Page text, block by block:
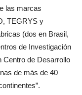
las marcas
TEGRYS y
(dos en Brasil,
de Investigación
Centro de Desarrollo
de más de 40